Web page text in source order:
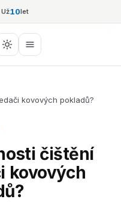
Už10let
kovových pokladů?
čištění
kovových